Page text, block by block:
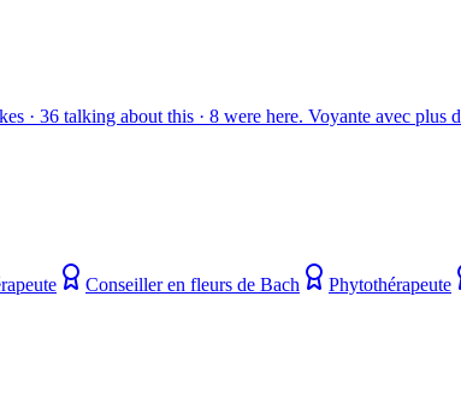
· 36 talking about this · 8 were here. Voyante avec plus
Conseiller en fleurs de Bach Phytothérapeute